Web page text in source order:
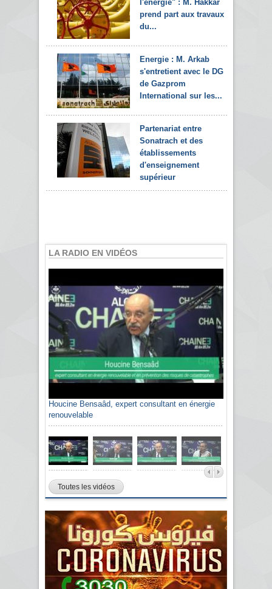
l'énergie" : M. Hakkar
prend part aux travaux
du...
Energie : M. Arkab
s'entretient avec le DG
de Gazprom
International sur les...
Partenariat entre
Sonatrach et des
établissements
d'enseignement
supérieur
LA RADIO EN VIDÉOS
Houcine Bensaâd, expert consultant en énergie
renouvelable
Toutes les vidéos